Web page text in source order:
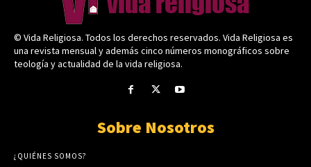
© Vida Religiosa. Todos los derechos reservados. Vida Religiosa es
una revista mensual y además cinco números monográficos sobre
teología y actualidad de la vida religiosa.
Sobre Nosotros
¿QUIÉNES SOMOS?